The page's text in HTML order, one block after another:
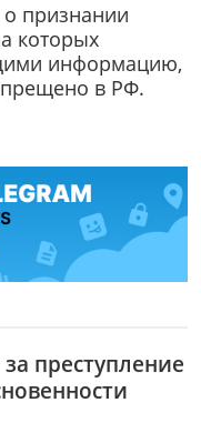
признании
которых
информацию,
в РФ.
преступление